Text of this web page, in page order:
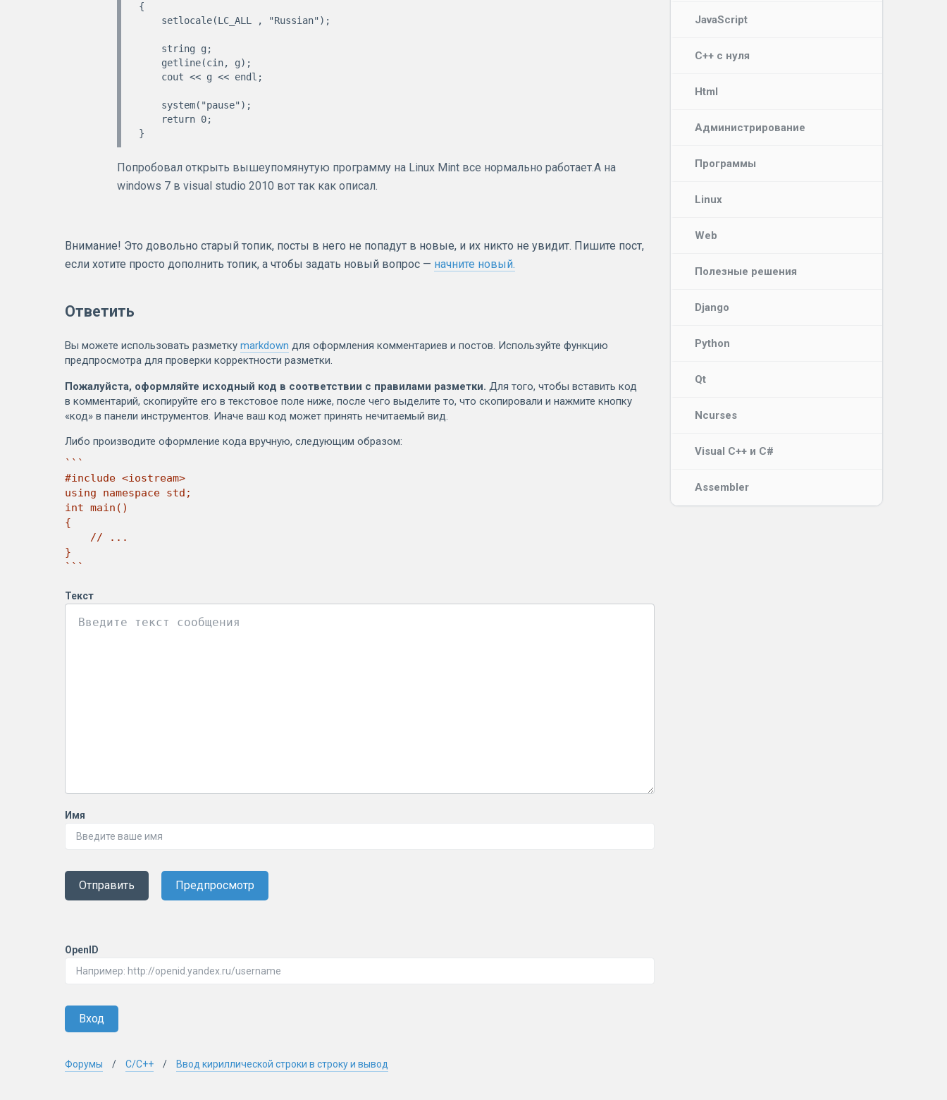
{
Попробовал открыть вышеупомянутую программу на Linux Mint все нормально работает.А на
windows 7 в visual studio 2010 вот так как описал.
Внимание! Это довольно старый топик, посты в него не попадут в новые, и их никто не увидит. Пишите пост,
если хотите просто дополнить топик, а чтобы задать новый вопрос — начните новый.
Ответить
Вы можете использовать разметку markdown для оформления комментариев и постов. Используйте функцию
предпросмотра для проверки корректности разметки.
Пожалуйста, оформляйте исходный код в соответствии с правилами разметки. Для того, чтобы вставить код
в комментарий, скопируйте его в текстовое поле ниже, после чего выделите то, что скопировали и нажмите кнопку
«код» в панели инструментов. Иначе ваш код может принять нечитаемый вид.
Либо производите оформление кода вручную, следующим образом:
```
#include <iostream>
using namespace std;
int main()
{
}
```
Текст
Имя
Отправить Предпросмотр
OpenID
Вход
Форумы C/C++ Ввод кириллической строки в строку и вывод
JavaScript
C++ с нуля
Html
Администрирование
Программы
Linux
Web
Полезные решения
Django
Python
Qt
Ncurses
Visual C++ и C#
Assembler